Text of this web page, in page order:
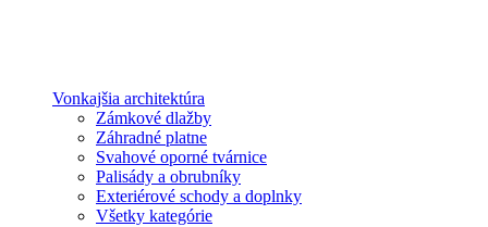
Vonkajšia architektúra
Zámkové dlažby
Záhradné platne
Svahové oporné tvárnice
Palisády a obrubníky
Exteriérové schody a doplnky
Všetky kategórie